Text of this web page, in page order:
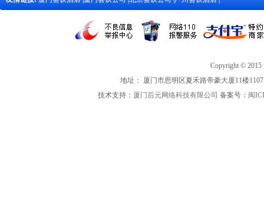
Copyright ©
地址： 厦门市思明区夏禾路帝豪大厦11楼
技术支持： 厦门后元网络科技有限公司 备案号： 闽